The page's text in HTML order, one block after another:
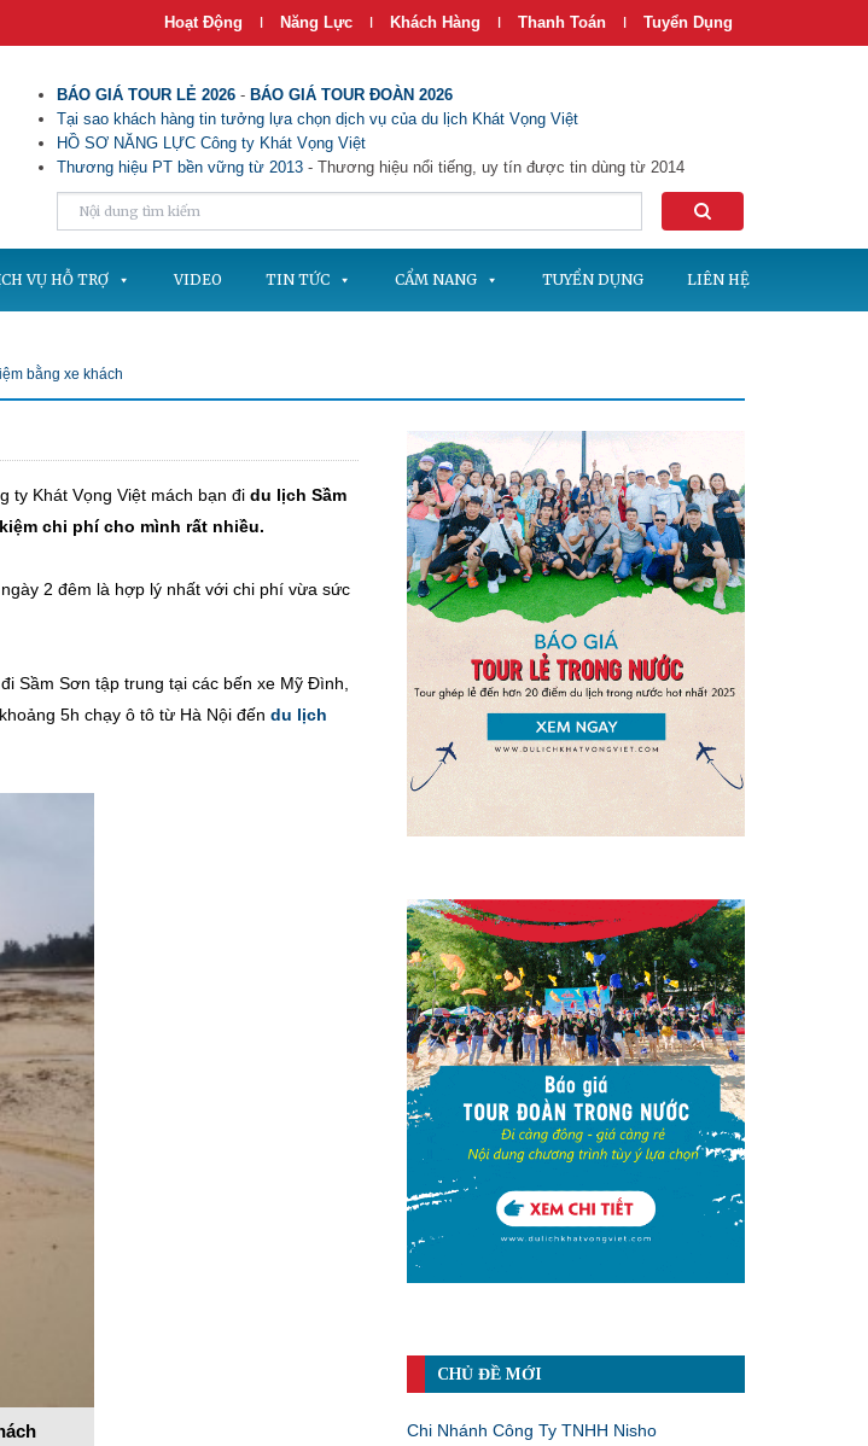
Hoạt Động | Năng Lực | Khách Hàng | Thanh Toán | Tuyển Dụng
BÁO GIÁ TOUR LẺ 2026 - BÁO GIÁ TOUR ĐOÀN 2026
Tại sao khách hàng tin tưởng lựa chọn dịch vụ của du lịch Khát Vọng Việt
HỒ SƠ NĂNG LỰC Công ty Khát Vọng Việt
Thương hiệu PT bền vững từ 2013 - Thương hiệu nổi tiếng, uy tín được tin dùng từ 2014
VỤ HỖ TRỢ VIDEO TIN TỨC CẨM NANG TUYỂN DỤNG LIÊN HỆ
bằng xe khách
ty Khát Vọng Việt mách bạn đi du lịch Sầm
chi phí cho mình rất nhiều.
2 đêm là hợp lý nhất với chi phí vừa sức
Sầm Sơn tập trung tại các bến xe Mỹ Đình,
5h chạy ô tô từ Hà Nội đến du lịch
CHỦ ĐỀ MỚI
Chi Nhánh Công Ty TNHH Nisho